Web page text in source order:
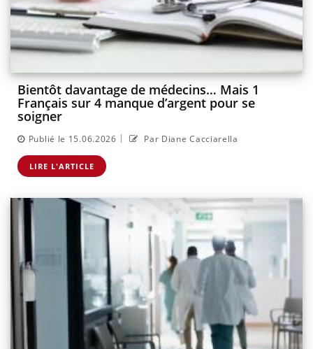
Bientôt davantage de médecins… Mais 1
Français sur 4 manque d’argent pour se
soigner
Publié le 15.06.2026 | Par Diane Cacciarella
LIRE L'ARTICLE